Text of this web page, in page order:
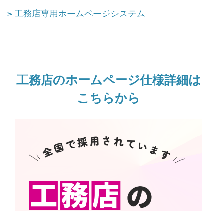
工務店専用ホームページシステム
工務店のホームページ仕様詳細は
こちらから